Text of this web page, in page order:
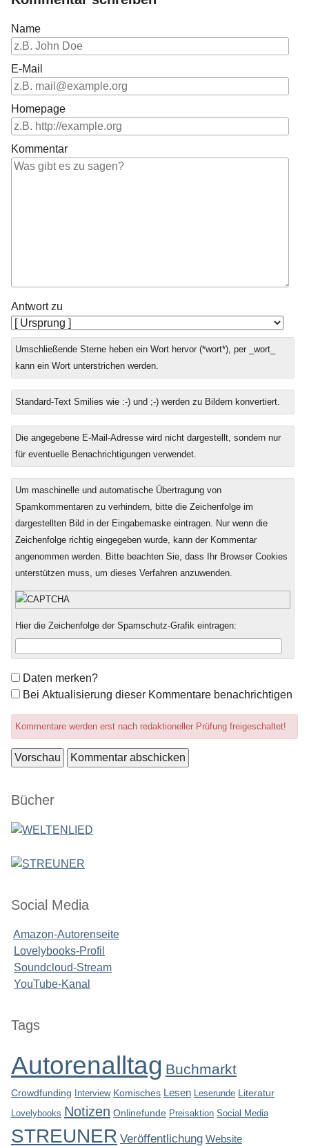
Name
E-Mail
Homepage
Kommentar
Antwort zu
Umschließende Sterne heben ein Wort hervor (*wort*), per _wort_
kann ein Wort unterstrichen werden.
Standard-Text Smilies wie :-) und ;-) werden zu Bildern konvertiert.
Die angegebene E-Mail-Adresse wird nicht dargestellt, sondern nur
für eventuelle Benachrichtigungen verwendet.
Um maschinelle und automatische Übertragung von
Spamkommentaren zu verhindern, bitte die Zeichenfolge im
dargestellten Bild in der Eingabemaske eintragen. Nur wenn die
Zeichenfolge richtig eingegeben wurde, kann der Kommentar
angenommen werden. Bitte beachten Sie, dass Ihr Browser Cookies
unterstützen muss, um dieses Verfahren anzuwenden.
Hier die Zeichenfolge der Spamschutz-Grafik eintragen:
Formular-
Optionen
Daten merken?
Bei Aktualisierung dieser Kommentare benachrichtigen
Kommentare werden erst nach redaktioneller Prüfung freigeschaltet!
Seitenleiste
Bücher
Social Media
Amazon-Autorenseite
Lovelybooks-Profil
Soundcloud-Stream
YouTube-Kanal
Seitenleiste
Tags
Autorenalltag Buchmarkt
Crowdfunding Interview Komisches Lesen Leserunde
Literatur
Lovelybooks Notizen Onlinefunde Preisaktion Social Media
STREUNER Veröffentlichung Website